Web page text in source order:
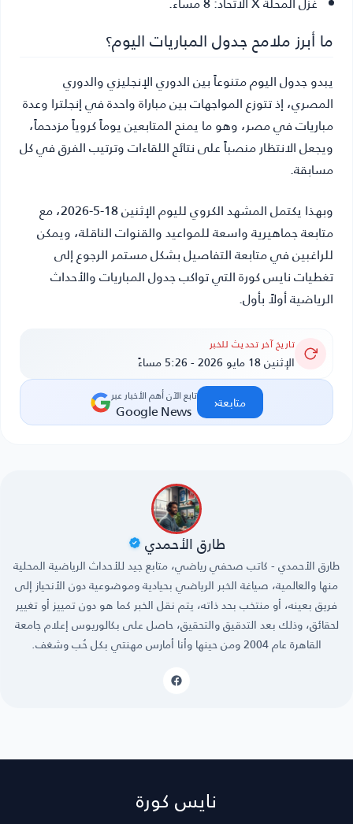
ما أبرز ملامح جدول المباريات اليوم؟
يبدو جدول اليوم متنوعاً بين الدوري الإنجليزي والدوري
المصري، إذ تتوزع المواجهات بين مباراة واحدة في إنجلترا وعدة
مباريات في مصر، وهو ما يمنح المتابعين يوماً كروياً مزدحماً،
ويجعل الانتظار منصباً على نتائج اللقاءات وترتيب الفرق في كل
مسابقة.
وبهذا يكتمل المشهد الكروي لليوم الإثنين 18-5-2026، مع
متابعة جماهيرية واسعة للمواعيد والقنوات الناقلة، ويمكن
للراغبين في متابعة التفاصيل بشكل مستمر الرجوع إلى
تغطياتنايس كورةالتي تواكب جدول المباريات والأحداث
الرياضية أولاً بأول.
تاريخ آخر تحديث للخبر
الإثنين 18 مايو 2026 - 5:26 مساءً
تابع الآن أهم الأخبار عبر
Google News متابعة‹
طارق الأحمدي
طارق الأحمدي - كاتب صحفي رياضي، متابع جيد للأحداث الرياضية المحلية
منها والعالمية، صياغة الخبر الرياضي بحيادية وموضوعية دون الأنحياز إلى
فريق بعينه، أو منتخب بحد ذاته، يتم نقل الخبر كما هو دون تمييز أو تغيير
لحقائق، وذلك بعد التدقيق والتحقيق، حاصل على بكالوريوس إعلام جامعة
القاهرة عام 2004 ومن حينها وأنا أمارس مهنتي بكل حُب وشغف.
نايس كورة